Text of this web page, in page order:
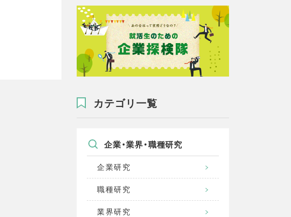
カテゴリ一覧
企業・業界・職種研究
企業研究
職種研究
業界研究